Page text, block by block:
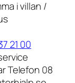
i villan /
21 00
Telefon 08